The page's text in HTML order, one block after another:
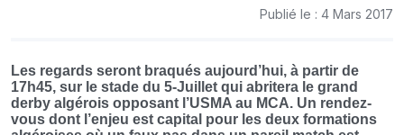
Publié le : 4 Mars 2017
Les regards seront braqués aujourd’hui, à partir de
17h45, sur le stade du 5-Juillet qui abritera le grand
derby algérois opposant l’USMA au MCA. Un rendez-
vous dont l’enjeu est capital pour les deux formations